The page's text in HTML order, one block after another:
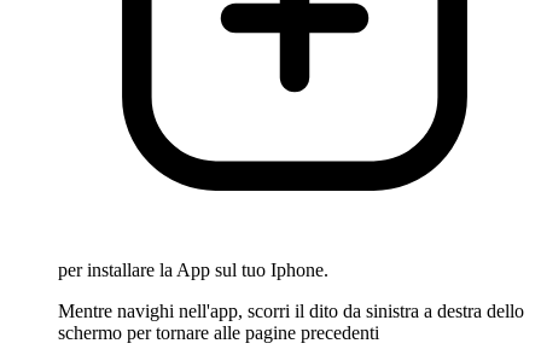
per installare la App sul tuo Iphone.
Mentre navighi nell'app, scorri il dito da sinistra a destra dello
schermo per tornare alle pagine precedenti